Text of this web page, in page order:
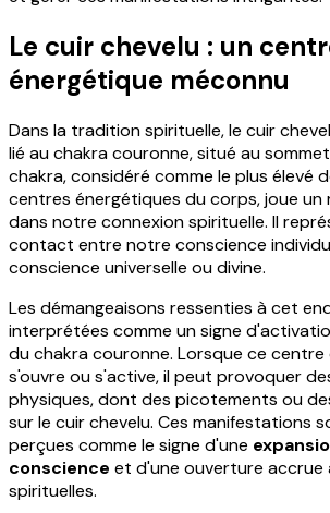
Le cuir chevelu : un
énergétique méconnu
Dans la tradition spirituelle, le cuir
lié au chakra couronne, situé au
chakra, considéré comme le plus élevé
centres énergétiques du corps, joue un
dans notre connexion spirituelle. Il
contact entre notre conscience
conscience universelle ou divine.
Les démangeaisons ressenties à cet
interprétées comme un signe
du chakra couronne. Lorsque ce
s'ouvre ou s'active, il peut provoquer
physiques, dont des picotements ou
sur le cuir chevelu. Ces manifestations
perçues comme le signe d'une
conscience et d'une ouverture accrue
spirituelles.